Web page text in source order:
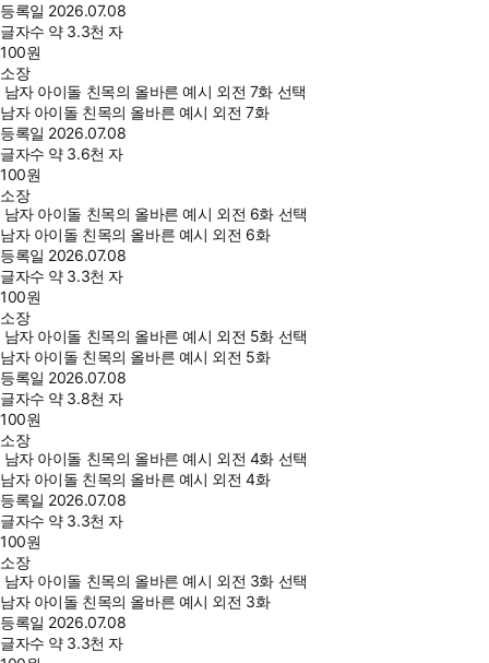
등록일 2026.07.08
글자수 약 3.3천 자
100원
소장
남자 아이돌 친목의 올바른 예시 외전 7화 선택
남자 아이돌 친목의 올바른 예시 외전 7화
등록일 2026.07.08
글자수 약 3.6천 자
100원
소장
남자 아이돌 친목의 올바른 예시 외전 6화 선택
남자 아이돌 친목의 올바른 예시 외전 6화
등록일 2026.07.08
글자수 약 3.3천 자
100원
소장
남자 아이돌 친목의 올바른 예시 외전 5화 선택
남자 아이돌 친목의 올바른 예시 외전 5화
등록일 2026.07.08
글자수 약 3.8천 자
100원
소장
남자 아이돌 친목의 올바른 예시 외전 4화 선택
남자 아이돌 친목의 올바른 예시 외전 4화
등록일 2026.07.08
글자수 약 3.3천 자
100원
소장
남자 아이돌 친목의 올바른 예시 외전 3화 선택
남자 아이돌 친목의 올바른 예시 외전 3화
등록일 2026.07.08
글자수 약 3.3천 자